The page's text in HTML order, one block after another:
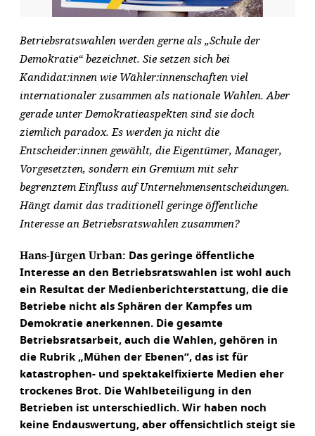
Betriebsratswahlen werden gerne als „Schule der
Demokratie“ bezeichnet. Sie setzen sich bei
Kandidat:innen wie Wähler:innenschaften viel
internationaler zusammen als nationale Wahlen. Aber
gerade unter Demokratieaspekten sind sie doch
ziemlich paradox. Es werden ja nicht die
Entscheider:innen gewählt, die Eigentümer, Manager,
Vorgesetzten, sondern ein Gremium mit sehr
begrenztem Einfluss auf Unternehmensentscheidungen.
Hängt damit das traditionell geringe öffentliche
Interesse an Betriebsratswahlen zusammen?
Hans-Jürgen Urban: Das geringe öffentliche
Interesse an den Betriebsratswahlen ist wohl auch
ein Resultat der Medienberichterstattung, die die
Betriebe nicht als Sphären der Kampfes um
Demokratie anerkennen. Die gesamte
Betriebsratsarbeit, auch die Wahlen, gehören in
die Rubrik „Mühen der Ebenen“, das ist für
katastrophen- und spektakelfixierte Medien eher
trockenes Brot. Die Wahlbeteiligung in den
Betrieben ist unterschiedlich. Wir haben noch
keine Endauswertung, aber offensichtlich steigt sie